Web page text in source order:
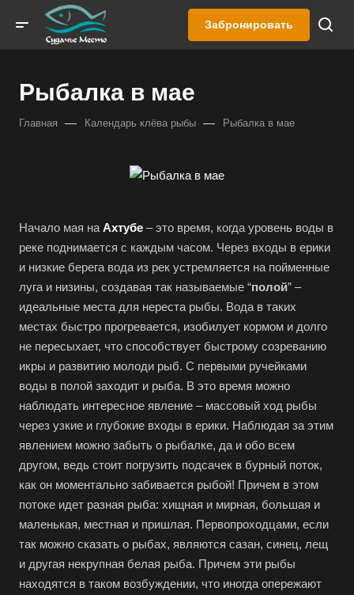
Забронировать
Рыбалка в мае
Главная — Календарь клёва рыбы — Рыбалка в мае
Начало мая на Ахтубе – это время, когда уровень воды в
реке поднимается с каждым часом. Через входы в ерики
и низкие берега вода из рек устремляется на пойменные
луга и низины, создавая так называемые “полой” –
идеальные места для нереста рыбы. Вода в таких
местах быстро прогревается, изобилует кормом и долго
не пересыхает, что способствует быстрому созреванию
икры и развитию молоди рыб. С первыми ручейками
воды в полой заходит и рыба. В это время можно
наблюдать интересное явление – массовый ход рыбы
через узкие и глубокие входы в ерики. Наблюдая за этим
явлением можно забыть о рыбалке, да и обо всем
другом, ведь стоит погрузить подсачек в бурный поток,
как он моментально забивается рыбой! Причем в этом
потоке идет разная рыба: хищная и мирная, большая и
маленькая, местная и пришлая. Первопроходцами, если
так можно сказать о рыбах, являются сазан, синец, лещ
и другая некрупная белая рыба. Причем эти рыбы
находятся в таком возбуждении, что иногда опережают